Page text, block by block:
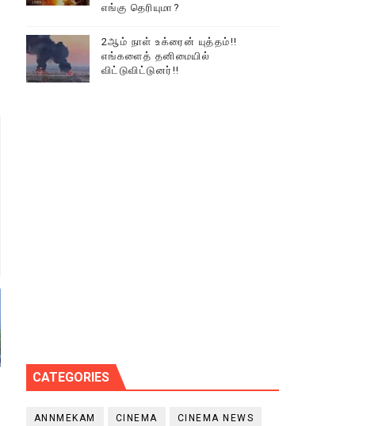
எங்கு தெரியுமா?
2ஆம் நாள் உக்ரைன் யுத்தம்!!
எங்களைத் தனிமையில்
விட்டுவிட்டுனர்!!
CATEGORIES
ANNMEKAM CINEMA CINEMA NEWS